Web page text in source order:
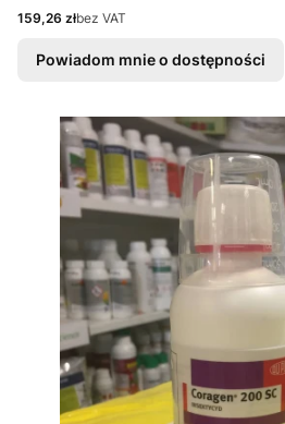
Cena
159,26 złbez VAT
Powiadom mnie o dostępności